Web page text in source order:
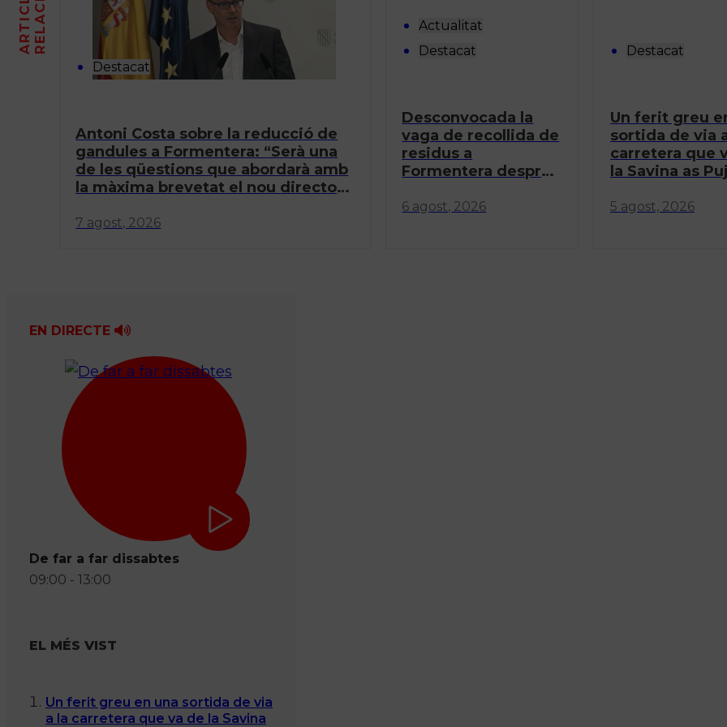
Destacat
Antoni Costa sobre la reducció de
gandules a Formentera: “Serà una
de les qüestions que abordarà amb
la màxima brevetat el nou director
7 agost, 2026
Actualitat
Destacat
Desconvocada la
vaga de recollida de
residus a
Formentera després
PreZero i els
6 agost, 2026
Destacat
Un ferit greu
sortida de via
carretera que
la Savina as
5 agost, 2026
EN DIRECTE
De far a far dissabtes
09:00 - 13:00
EL MÉS VIST
Un ferit greu en una sortida de via
a la carretera que va de la Savina